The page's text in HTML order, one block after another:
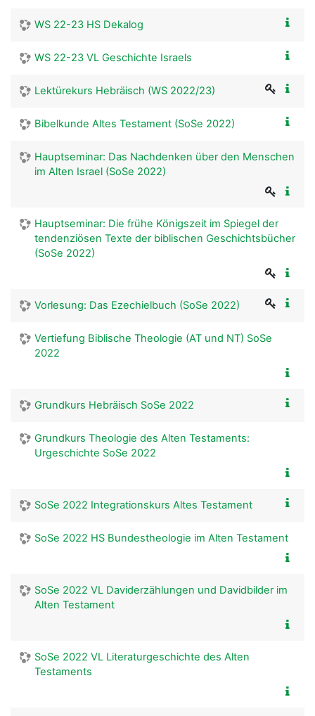
WS 22-23 HS Dekalog
WS 22-23 VL Geschichte Israels
Lektürekurs Hebräisch (WS 2022/23)
Bibelkunde Altes Testament (SoSe 2022)
Hauptseminar: Das Nachdenken über den Menschen
im Alten Israel (SoSe 2022)
Hauptseminar: Die frühe Königszeit im Spiegel der
tendenziösen Texte der biblischen Geschichtsbücher
(SoSe 2022)
Vorlesung: Das Ezechielbuch (SoSe 2022)
Vertiefung Biblische Theologie (AT und NT) SoSe
2022
Grundkurs Hebräisch SoSe 2022
Grundkurs Theologie des Alten Testaments:
Urgeschichte SoSe 2022
SoSe 2022 Integrationskurs Altes Testament
SoSe 2022 HS Bundestheologie im Alten Testament
SoSe 2022 VL Daviderzählungen und Davidbilder im
Alten Testament
SoSe 2022 VL Literaturgeschichte des Alten
Testaments